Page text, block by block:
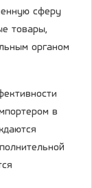
сферу
товары,
органом
в